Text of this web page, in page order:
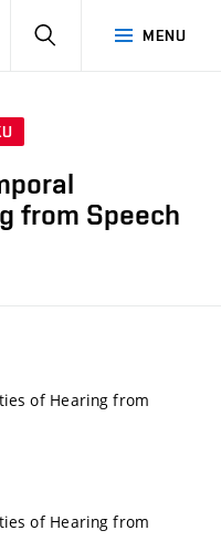
MENU
from Speech
of Hearing from
of Hearing from